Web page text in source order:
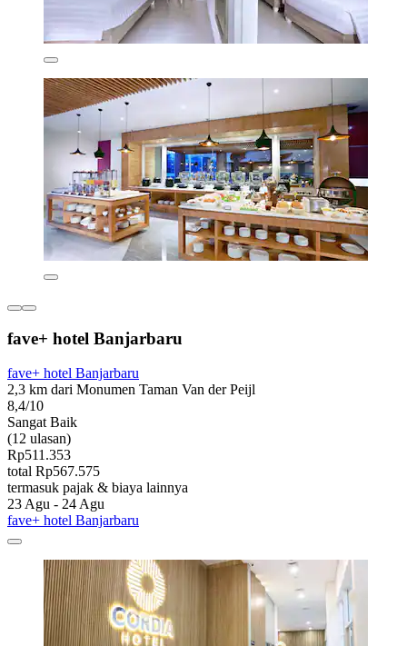
fave+ hotel Banjarbaru
fave+ hotel Banjarbaru
2,3 km dari Monumen Taman Van der Peijl
8,4/10
Sangat Baik
(12 ulasan)
Rp511.353
total Rp567.575
termasuk pajak & biaya lainnya
23 Agu - 24 Agu
fave+ hotel Banjarbaru